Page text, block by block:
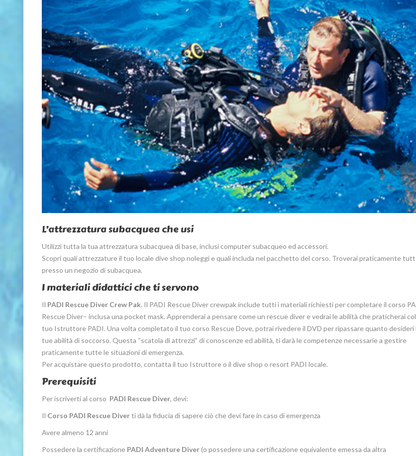
L’attrezzatura subacquea che usi
Utilizzi tutta la tua attrezzatura subacquea di base, inclusi computer subacqueo ed accessori.
Scopri quali attrezzature il tuo locale dive shop noleggi e quali includa nel pacchetto del corso. Troverai praticamente
presso un negozio di subacquea.
I materiali didattici che ti servono
Il PADI Rescue Diver Crew Pak. Il PADI Rescue Diver crewpak include tutti i materiali richiesti per completare il corso
Rescue Diver– inclusa una pocket mask. Apprenderai a pensare come un rescue diver e vedrai le abilità che praticherai col
tuo Istruttore PADI. Una volta completato il tuo corso Rescue Dove, potrai rivedere il DVD per ripassare quanto desideri
tue abilità di soccorso. Questa “scatola di attrezzi” di conoscenze ed abilità, ti darà le competenze necessarie a gestire
praticamente tutte le situazioni di emergenza.
Per acquistare questo prodotto, contatta il tuo Istruttore o il dive shop o resort PADI locale.
Prerequisiti
Per iscriverti al corso PADI Rescue Diver, devi:
Il Corso PADI Rescue Diverti dà la fiducia di sapere ciò che devi fare in caso di emergenza
Avere almeno 12 anni
Possedere la certificazione PADI Adventure Diver(o possedere una certificazione equivalente emessa da altra